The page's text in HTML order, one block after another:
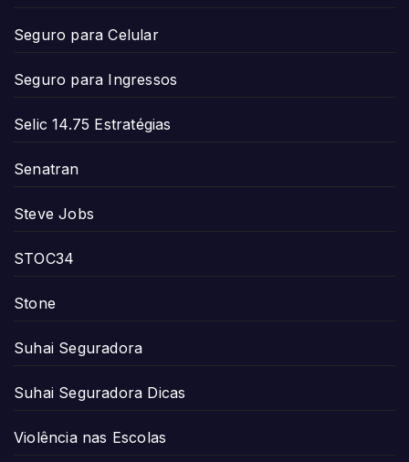
Seguro para Celular
Seguro para Ingressos
Selic 14.75 Estratégias
Senatran
Steve Jobs
STOC34
Stone
Suhai Seguradora
Suhai Seguradora Dicas
Violência nas Escolas